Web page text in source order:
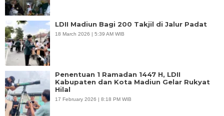
LDII Madiun Bagi 200 Takjil di Jalur Padat
18 March 2026 | 5:39 AM WIB
Penentuan 1 Ramadan 1447 H, LDII
Kabupaten dan Kota Madiun Gelar Rukyat
Hilal
17 February 2026 | 8:18 PM WIB